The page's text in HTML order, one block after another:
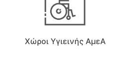
Χώροι Υγιεινής ΑμεΑ